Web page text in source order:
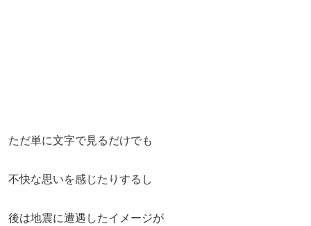
ただ単に文字で見るだけでも
不快な思いを感じたりするし
後は地震に遭遇したイメージが